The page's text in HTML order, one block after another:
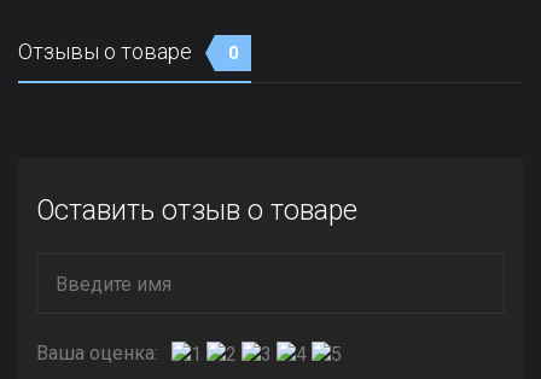
Отзывы о товаре 0
Оставить отзыв о товаре
Ваша оценка: